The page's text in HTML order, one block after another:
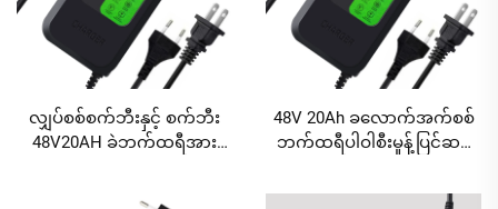
လျှပ်စစ်စက်ဘီးနှင့် စက်ဘီး
48V20AH ခဲဘက်ထရီအား
48V 20Ah ခလောက်အက်စစ်
ဘက်ထရီပါဝါစီးမှုန့်ပြင်ဆင်
မျက်နှာပြင်ပါ) အမြန်အားသွင်း